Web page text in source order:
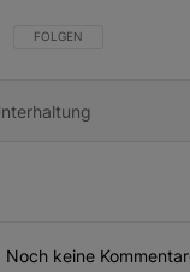
FOLGE DIESER
FOLGEN
Noch keine